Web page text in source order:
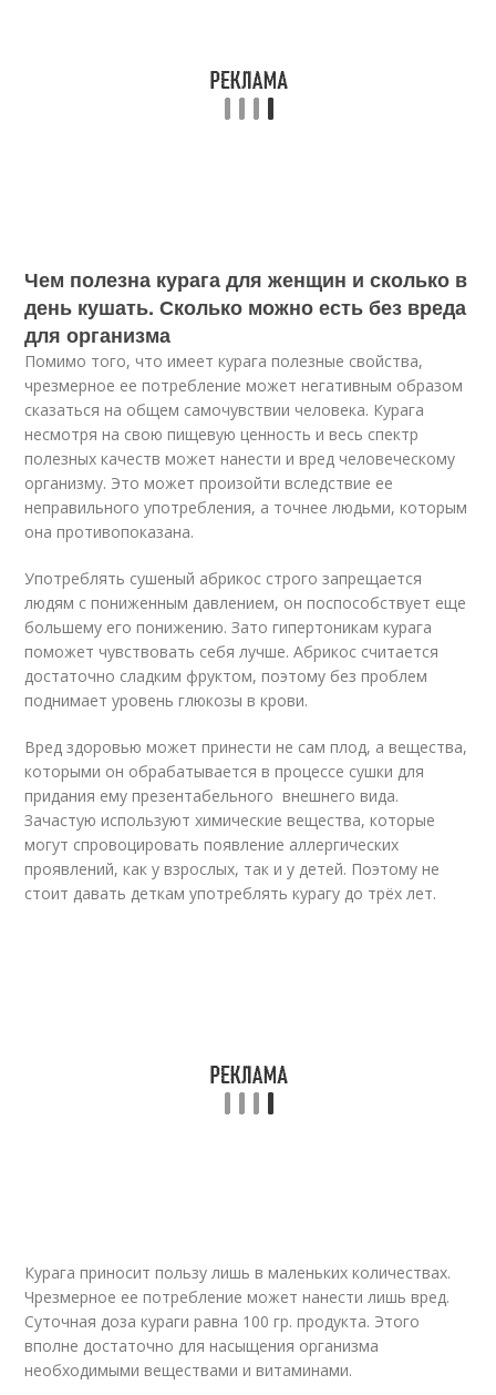
Чем полезна курага для женщин и сколько в
день кушать. Сколько можно есть без вреда
для организма
Помимо того, что имеет курага полезные свойства,
чрезмерное ее потребление может негативным образом
сказаться на общем самочувствии человека. Курага
несмотря на свою пищевую ценность и весь спектр
полезных качеств может нанести и вред человеческому
организму. Это может произойти вследствие ее
неправильного употребления, а точнее людьми, которым
она противопоказана.
Употреблять сушеный абрикос строго запрещается
людям с пониженным давлением, он поспособствует еще
большему его понижению. Зато гипертоникам курага
поможет чувствовать себя лучше. Абрикос считается
достаточно сладким фруктом, поэтому без проблем
поднимает уровень глюкозы в крови.
Вред здоровью может принести не сам плод, а вещества,
которыми он обрабатывается в процессе сушки для
придания ему презентабельного внешнего вида.
Зачастую используют химические вещества, которые
могут спровоцировать появление аллергических
проявлений, как у взрослых, так и у детей. Поэтому не
стоит давать деткам употреблять курагу до трёх лет.
Курага приносит пользу лишь в маленьких количествах.
Чрезмерное ее потребление может нанести лишь вред.
Суточная доза кураги равна 100 гр. продукта. Этого
вполне достаточно для насыщения организма
необходимыми веществами и витаминами.